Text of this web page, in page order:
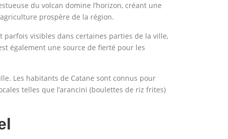
du volcan domine l’horizon, créant une
prospère de la région.
parfois visibles dans certaines parties de la ville,
également une source de fierté pour les
Les habitants de Catane sont connus pour
telles que l’arancini (boulettes de riz frites)